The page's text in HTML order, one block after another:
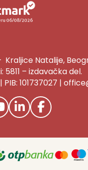
Kraljice Natalije,
– izdavačka del.
PIB: 101737027 |